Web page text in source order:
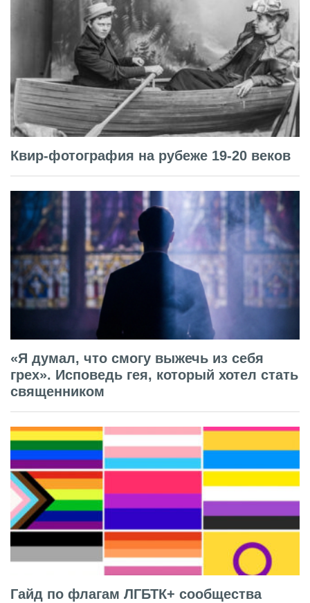
Квир-фотография на рубеже 19-20 веков
«Я думал, что смогу выжечь из себя
грех». Исповедь гея, который хотел стать
священником
Гайд по флагам ЛГБТК+ сообщества